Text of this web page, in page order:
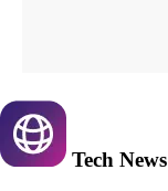
Tech News